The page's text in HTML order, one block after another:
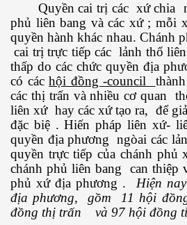
Quyền cai trị các xứ chia
phủ liên bang và các xứ ; mỗi
quyền hành khác nhau. Chánh
cai trị trực tiếp các lảnh thổ
thấp do các chức quyền địa
có cáchội đồng -council
các thị trấn và nhiều cơ quan
liên xứ hay các xứ tạo ra, để
đặc biệ . Hiến pháp liên xứ-
quyền địa phương ngòai các
quyền trực tiếp của chánh phủ
chánh phủ liên bang can thiệp
phủ xứ địa phương . Hiện
địa phương, gồm 11 hội
đồng thị trấn và 97 hội đồng
P 200-201